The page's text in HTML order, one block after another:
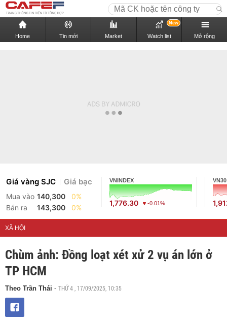
Home Tin mới Market Watch list
New
Mở rộng
Giá vàng SJC Giá bạc
Mua vào 140,300
0%
Bán ra
143,300 0%
VNINDEX
1,776.30 -0.01%
VN30
XÃ HỘI
Chùm ảnh: Đồng loạt xét xử 2 vụ án lớn ở
TP HCM
Theo Trần Thái - THỨ 4 , 17/09/2025, 10:35